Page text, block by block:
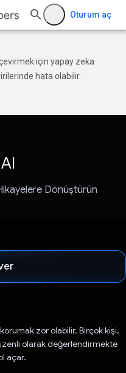
Oturum aç
için yapay zeka
hata olabilir.
Hikayelere Dönüştürün
korumak zor olabilir. Birçok kişi,
olarak değerlendirmekte
açar.